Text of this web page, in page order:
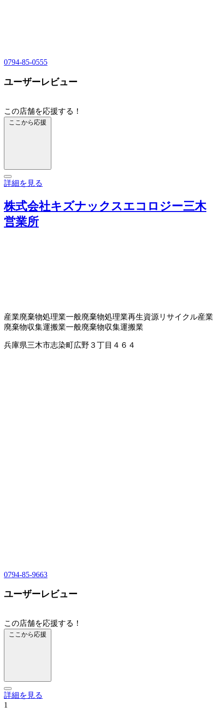
0794-85-0555
ユーザーレビュー
この店舗を応援する！
ここから応援
詳細を見る
株式会社キズナックスエコロジー三木
営業所
産業廃棄物処理業一般廃棄物処理業再生資源リサイクル産業
廃棄物収集運搬業一般廃棄物収集運搬業
兵庫県三木市志染町広野３丁目４６４
0794-85-9663
ユーザーレビュー
この店舗を応援する！
ここから応援
詳細を見る
1